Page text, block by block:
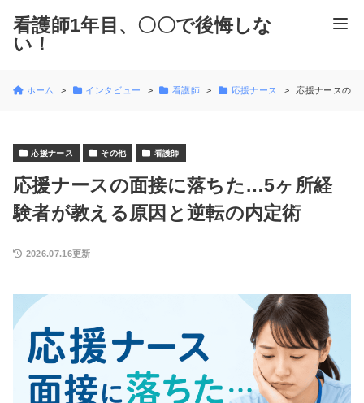
看護師1年目、〇〇で後悔しな
い！
ホーム インタビュー 看護師 応援ナース 応援ナースの
応援ナース その他 看護師
応援ナースの面接に落ちた…5ヶ所経
験者が教える原因と逆転の内定術
2026.07.16更新